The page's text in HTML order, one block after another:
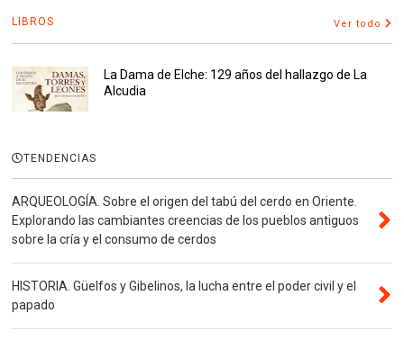
LIBROS Ver todo
La Dama de Elche: 129 años del hallazgo de La
Alcudia
TENDENCIAS
ARQUEOLOGÍA. Sobre el origen del tabú del cerdo en Oriente.
Explorando las cambiantes creencias de los pueblos antiguos
sobre la cría y el consumo de cerdos
HISTORIA. Güelfos y Gibelinos, la lucha entre el poder civil y el
papado